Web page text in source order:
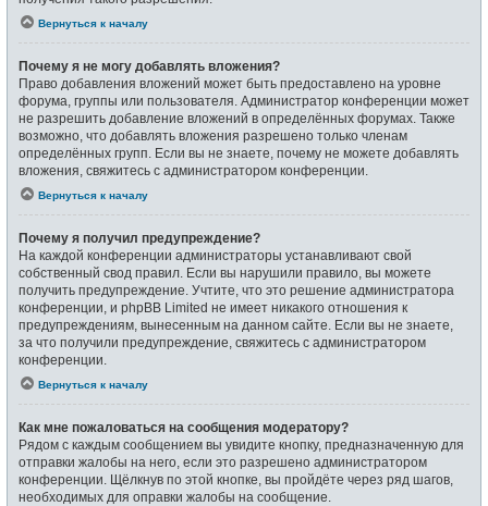
Вернуться к началу
Почему я не могу добавлять вложения?
Право добавления вложений может быть предоставлено на уровне
форума, группы или пользователя. Администратор конференции может
не разрешить добавление вложений в определённых форумах. Также
возможно, что добавлять вложения разрешено только членам
определённых групп. Если вы не знаете, почему не можете добавлять
вложения, свяжитесь с администратором конференции.
Вернуться к началу
Почему я получил предупреждение?
На каждой конференции администраторы устанавливают свой
собственный свод правил. Если вы нарушили правило, вы можете
получить предупреждение. Учтите, что это решение администратора
конференции, и phpBB Limited не имеет никакого отношения к
предупреждениям, вынесенным на данном сайте. Если вы не знаете,
за что получили предупреждение, свяжитесь с администратором
конференции.
Вернуться к началу
Как мне пожаловаться на сообщения модератору?
Рядом с каждым сообщением вы увидите кнопку, предназначенную для
отправки жалобы на него, если это разрешено администратором
конференции. Щёлкнув по этой кнопке, вы пройдёте через ряд шагов,
необходимых для оправки жалобы на сообщение.